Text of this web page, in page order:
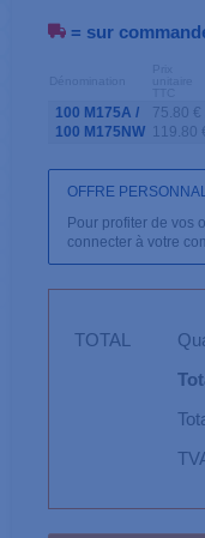
= sur
100 M175A /
100 M175NW
75.80 €
119.80
OFFRE
Pour profiter de vos
connecter à votre
TOTAL